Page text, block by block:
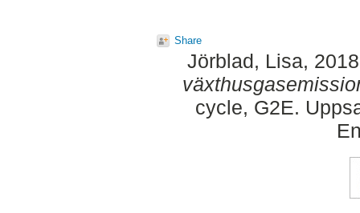
Share
Jörblad, Lisa,
cycle, G2E.